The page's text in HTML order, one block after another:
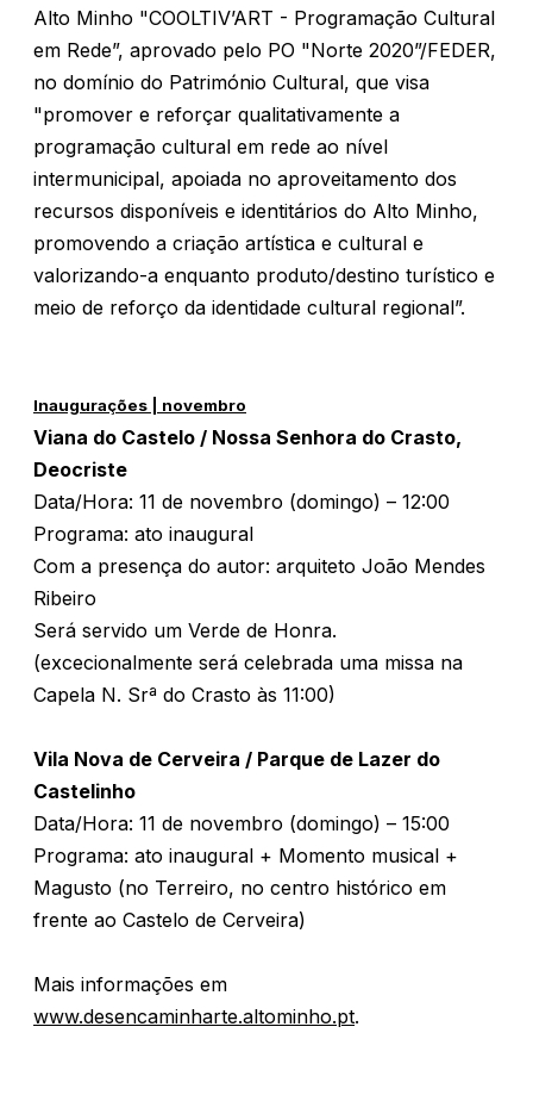
Alto Minho "COOLTIV’ART - Programação Cultural
em Rede”, aprovado pelo PO "Norte 2020”/FEDER,
no domínio do Património Cultural, que visa
"promover e reforçar qualitativamente a
programação cultural em rede ao nível
intermunicipal, apoiada no aproveitamento dos
recursos disponíveis e identitários do Alto Minho,
promovendo a criação artística e cultural e
valorizando-a enquanto produto/destino turístico e
meio de reforço da identidade cultural regional”.
Inaugurações | novembro
Viana do Castelo / Nossa Senhora do Crasto,
Deocriste
Data/Hora: 11 de novembro (domingo) – 12:00
Programa: ato inaugural
Com a presença do autor: arquiteto João Mendes
Ribeiro
Será servido um Verde de Honra.
(excecionalmente será celebrada uma missa na
Capela N. Srª do Crasto às 11:00)
Vila Nova de Cerveira / Parque de Lazer do
Castelinho
Data/Hora: 11 de novembro (domingo) – 15:00
Programa: ato inaugural + Momento musical +
Magusto (no Terreiro, no centro histórico em
frente ao Castelo de Cerveira)
Mais informações em
www.desencaminharte.altominho.pt.